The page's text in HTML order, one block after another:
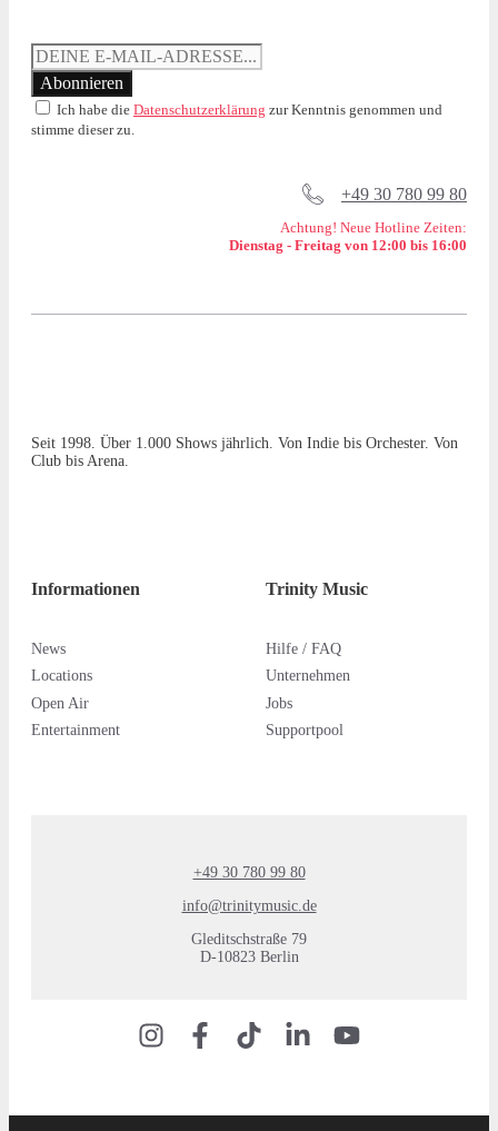
Ich habe die Datenschutzerklärung zur Kenntnis genommen und
stimme dieser zu.
+49 30 780 99 80
Achtung! Neue Hotline Zeiten:
Dienstag - Freitag von 12:00 bis 16:00
Seit 1998. Über 1.000 Shows jährlich. Von Indie bis Orchester. Von
Club bis Arena.
Informationen
News
Locations
Open Air
Entertainment
Trinity Music
Hilfe / FAQ
Unternehmen
Jobs
Supportpool
+49 30 780 99 80
info@trinitymusic.de
Gleditschstraße 79
D-10823 Berlin